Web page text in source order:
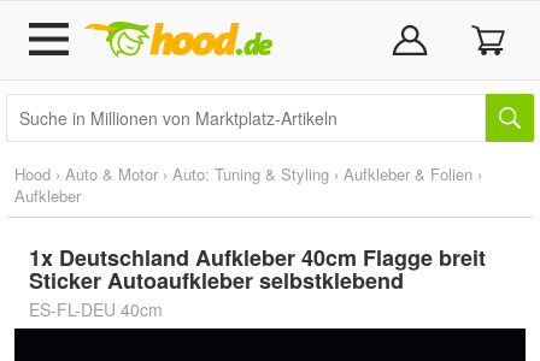
Hood › Auto & Motor › Auto: Tuning & Styling › Aufkleber & Folien ›
Aufkleber
1x Deutschland Aufkleber 40cm Flagge breit
Sticker Autoaufkleber selbstklebend
ES-FL-DEU 40cm